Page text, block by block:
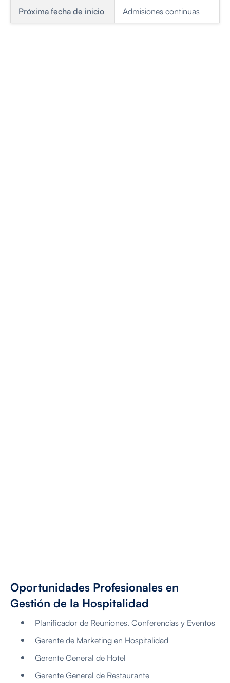
Próxima fecha de inicio Admisiones continuas
Oportunidades Profesionales en
Gestión de la Hospitalidad
Planificador de Reuniones, Conferencias y Eventos
Gerente de Marketing en Hospitalidad
Gerente General de Hotel
Gerente General de Restaurante